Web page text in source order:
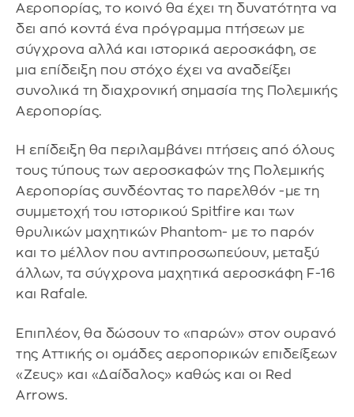
Αεροπορίας, το κοινό θα έχει τη δυνατότητα να
δει από κοντά ένα πρόγραμμα πτήσεων με
σύγχρονα αλλά και ιστορικά αεροσκάφη, σε
μια επίδειξη που στόχο έχει να αναδείξει
συνολικά τη διαχρονική σημασία της Πολεμικής
Αεροπορίας.
Η επίδειξη θα περιλαμβάνει πτήσεις από όλους
τους τύπους των αεροσκαφών της Πολεμικής
Αεροπορίας συνδέοντας το παρελθόν -με τη
συμμετοχή του ιστορικού Spitfire και των
θρυλικών μαχητικών Phantom- με το παρόν
και το μέλλον που αντιπροσωπεύουν, μεταξύ
άλλων, τα σύγχρονα μαχητικά αεροσκάφη F-16
και Rafale.
Επιπλέον, θα δώσουν το «παρών» στον ουρανό
της Αττικής οι ομάδες αεροπορικών επιδείξεων
«Ζευς» και «Δαίδαλος» καθώς και οι Red
Arrows.